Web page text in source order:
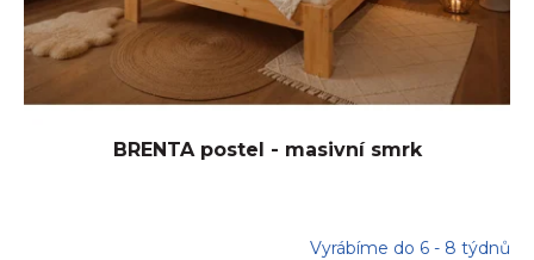
k
BRENTA postel - masivní smrk
Vyrábíme do 6 - 8 týdnů